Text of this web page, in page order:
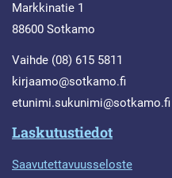
Markkinatie 1
88600 Sotkamo
Vaihde (08) 615 5811
kirjaamo@sotkamo.fi
etunimi.sukunimi@sotkamo.fi
Laskutustiedot
Saavutettavuusseloste